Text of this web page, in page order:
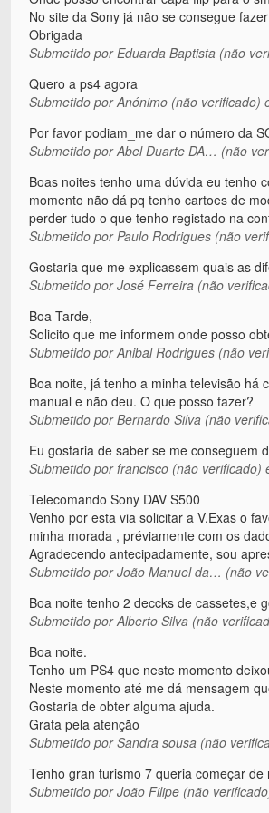
No site da Sony já não se consegue
Obrigada
Submetido porEduarda Baptista (não
Quero a ps4 agora
Submetido porAnónimo (não verificado)
Por favor podiam_me dar o número da
Submetido porAbel Duarte DA… (não
Boas noites tenho uma dúvida eu tenho
momento não dá pq tenho cartoes de
perder tudo o que tenho registado na
Submetido por Paulo Rodrigues (não
Gostaria que me explicassem quais as
Submetido porJosé Ferreira (não
Boa Tarde,
Solicito que me informem onde posso
Submetido porAnibal Rodrigues (não
Boa noite, já tenho a minha televisão há
manual e não deu. O que posso fazer?
Submetido porBernardo Silva (não
Eu gostaria de saber se me conseguem
Submetido porfrancisco (não verificado)
Telecomando Sony DAV S500
Venho por esta via solicitar a V.Exas o
minha morada , préviamente com os
Agradecendo antecipadamente, sou
Submetido porJoão Manuel da… (não
Boa noite tenho 2 deccks de cassetes,e
Submetido porAlberto Silva (não
Boa noite.
Tenho um PS4 que neste momento
Neste momento até me dá mensagem
Gostaria de obter alguma ajuda.
Grata pela atenção
Submetido porSandra sousa (não
Tenho gran turismo 7 queria começar
Submetido porJoão Filipe (não